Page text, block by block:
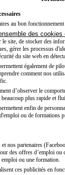
au bon
des cookies
site, de stocker des
gérer les processus
du site web en
également de
comment nos
d’observer le
plus rapide et
enfin de
ou de formations
et nos partenaires
des offres d’emploi
ou une formation.
ces publicités en